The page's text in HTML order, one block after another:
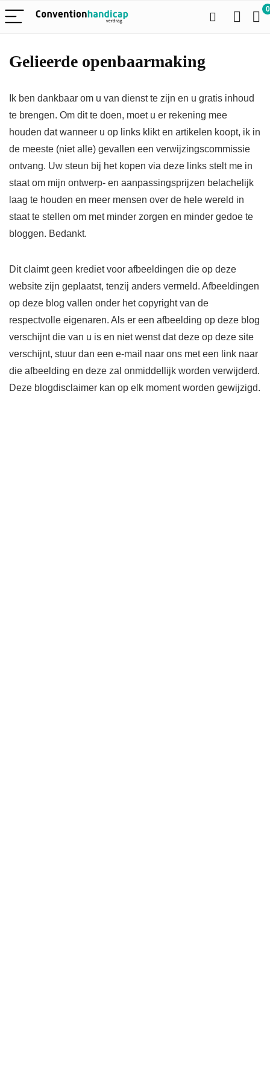
0
Gelieerde openbaarmaking
Ik ben dankbaar om u van dienst te zijn en u gratis inhoud
te brengen. Om dit te doen, moet u er rekening mee
houden dat wanneer u op links klikt en artikelen koopt, ik in
de meeste (niet alle) gevallen een verwijzingscommissie
ontvang. Uw steun bij het kopen via deze links stelt me in
staat om mijn ontwerp- en aanpassingsprijzen belachelijk
laag te houden en meer mensen over de hele wereld in
staat te stellen om met minder zorgen en minder gedoe te
bloggen. Bedankt.
Dit claimt geen krediet voor afbeeldingen die op deze
website zijn geplaatst, tenzij anders vermeld. Afbeeldingen
op deze blog vallen onder het copyright van de
respectvolle eigenaren. Als er een afbeelding op deze blog
verschijnt die van u is en niet wenst dat deze op deze site
verschijnt, stuur dan een e-mail naar ons met een link naar
die afbeelding en deze zal onmiddellijk worden verwijderd.
Deze blogdisclaimer kan op elk moment worden gewijzigd.